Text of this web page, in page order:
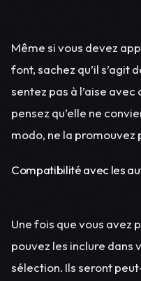
Même si vous devez
font, sachez qu’il s’agit
sentez pas à l’aise
pensez qu’elle ne
modo, ne la promouvez
Compatibilité avec les
Une fois que vous avez
pouvez les inclure dans
sélection. Ils seront